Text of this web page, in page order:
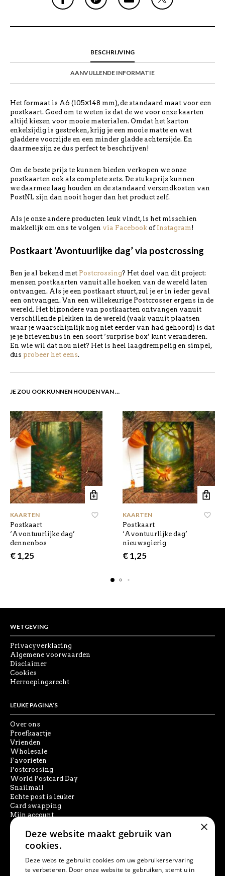
BESCHRIJVING
AANVULLENDE INFORMATIE
Het formaat is A6 (105×148 mm), de standaard maat voor een
postkaart. Goed om te weten is dat de we voor onze kaarten
altijd kiezen voor mooie materialen. Omdat het karton
enkelzijdig is gestreken, krijg je een mooie matte en wat
gladdere voorzijde en een minder gladde achterzijde. En
daarmee zijn ze dus perfect te beschrijven!
Om de beste prijs te kunnen bieden verkopen we onze
postkaarten ook als complete sets. De stuksprijs kunnen
we daarmee laag houden en de standaard verzendkosten van
PostNL zijn dan nooit hoger dan het product zelf.
Als je onze andere producten leuk vindt, is het misschien
makkelijk om ons te volgen via Facebook of Instagram !
Postkaart ‘Avontuurlijke dag’ via postcrossing
Ben je al bekend met Postcrossing? Het doel van dit project:
mensen postkaarten vanuit alle hoeken van de wereld laten
ontvangen. Als je een postkaart stuurt, zul je er in ieder geval
een ontvangen. Van een willekeurige Postcrosser ergens in de
wereld. Het bijzondere van postkaarten ontvangen vanuit
verschillende plekken in de wereld (vaak vanuit plaatsen
waar je waarschijnlijk nog niet eerder van had gehoord) is dat
je je brievenbus in een soort ‘surprise box’ kunt veranderen.
En wie wil dat nou niet? Het is heel laagdrempelig en simpel,
dus probeer het eens.
JE ZOU OOK KUNNEN HOUDEN VAN …
KAARTEN
Postkaart
‘Avontuurlijke dag’
dennenbos
€1,25
KAARTEN
Postkaart
‘Avontuurlijke dag’
nieuwsgierig
€1,25
WETGEVING
Privacyverklaring
Algemene voorwaarden
Disclaimer
Cookies
Herroepingsrecht
LEUKE PAGINA’S
Over ons
Proefkaartje
Vrienden
Wholesale
Favorieten
Postcrossing
World Postcard Day
Snailmail
Echte post is leuker
Card swapping
Mijn account
SOCIAL MEDIA
×
Deze website maakt gebruik van
cookies.
Deze website gebruikt cookies om uw gebruikerservaring
te verbeteren. Door onze website te gebruiken, stemt u in